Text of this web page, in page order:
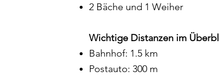
2 Bäche und 1 Weiher
Wichtige Distanzen im
Bahnhof: 1.5 km
Postauto: 300 m